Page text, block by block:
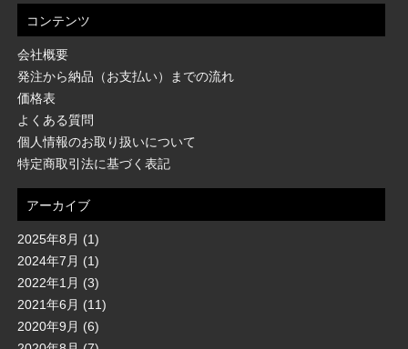
コンテンツ
会社概要
発注から納品（お支払い）までの流れ
価格表
よくある質問
個人情報のお取り扱いについて
特定商取引法に基づく表記
アーカイブ
2025年8月 (1)
2024年7月 (1)
2022年1月 (3)
2021年6月 (11)
2020年9月 (6)